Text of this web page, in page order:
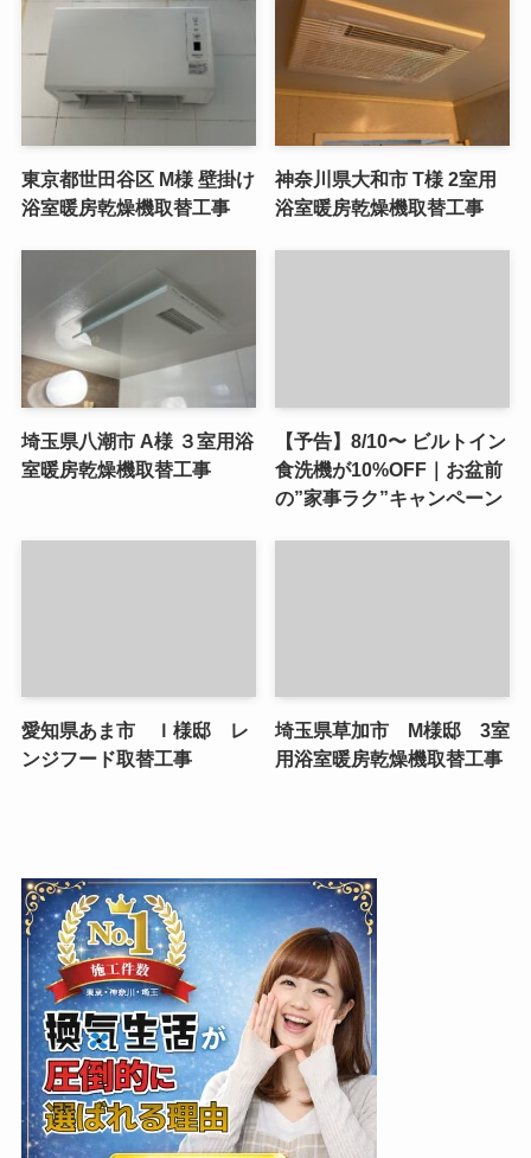
東京都世田谷区 M様 壁掛け
浴室暖房乾燥機取替工事
神奈川県大和市 T様 2室用
浴室暖房乾燥機取替工事
埼玉県八潮市 A様 ３室用浴
室暖房乾燥機取替工事
【予告】8/10〜 ビルトイン
食洗機が10%OFF｜お盆前
の”家事ラク”キャンペーン
愛知県あま市 Ｉ様邸 レ
ンジフード取替工事
埼玉県草加市 M様邸 3室
用浴室暖房乾燥機取替工事